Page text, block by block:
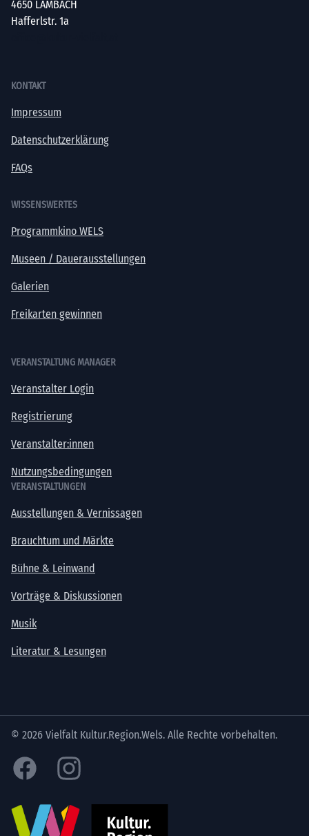
4650 LAMBACH
Hafferlstr. 1a
KONTAKT
Impressum
Datenschutzerklärung
FAQs
WISSENSWERTES
Programmkino WELS
Museen / Dauerausstellungen
Galerien
Freikarten gewinnen
VERANSTALTUNG MANAGER
Veranstalter Login
Registrierung
Veranstalter:innen
Nutzungsbedingungen
VERANSTALTUNGEN
Ausstellungen & Vernissagen
Brauchtum und Märkte
Bühne & Leinwand
Vorträge & Diskussionen
Musik
Literatur & Lesungen
© 2026 Vielfalt Kultur.Region.Wels. Alle Rechte vorbehalten.
Facebook Instagram